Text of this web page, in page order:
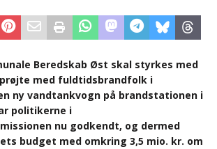
Beredskab Øst skal styrkes med
med fuldtidsbrandfolk i
ny vandtankvogn på brandstationen i
politikerne i
nu godkendt, og dermed
budget med omkring 3,5 mio. kr. om